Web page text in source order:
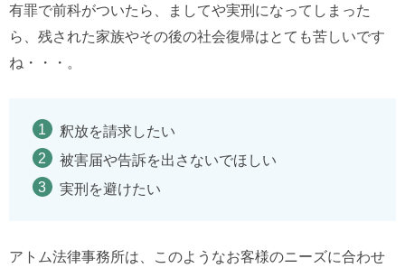
有罪で前科がついたら、ましてや実刑になってしまった
ら、残された家族やその後の社会復帰はとても苦しいです
ね・・・。
釈放を請求したい
被害届や告訴を出さないでほしい
実刑を避けたい
アトム法律事務所は、このようなお客様のニーズに合わせ